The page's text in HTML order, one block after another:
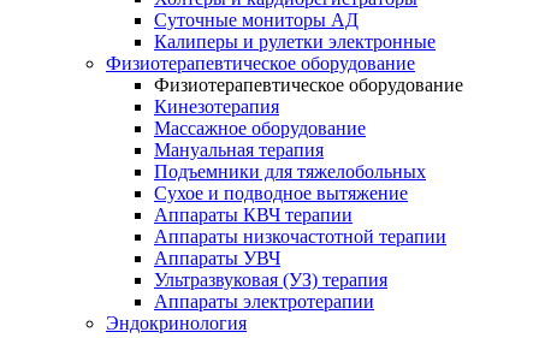
Суточные мониторы АД
Калиперы и рулетки электронные
Физиотерапевтическое оборудование
Физиотерапевтическое оборудование
Кинезотерапия
Массажное оборудование
Мануальная терапия
Подъемники для тяжелобольных
Сухое и подводное вытяжение
Аппараты КВЧ терапии
Аппараты низкочастотной терапии
Аппараты УВЧ
Ультразвуковая (УЗ) терапия
Аппараты электротерапии
Эндокринология